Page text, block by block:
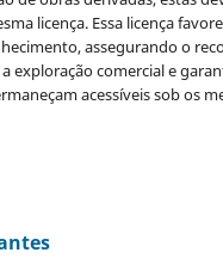
licença. Essa licença
assegurando o
exploração comercial e
acessíveis sob os